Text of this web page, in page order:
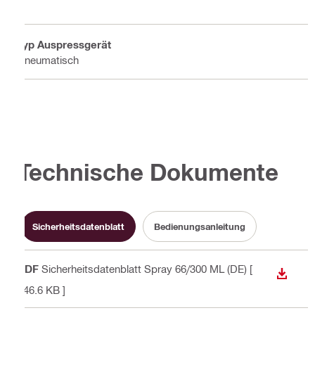
Typ Auspressgerät
Pneumatisch
Technische Dokumente
Sicherheitsdatenblatt Bedienungsanleitung
PDF Sicherheitsdatenblatt Spray 66/300 ML (DE) [
146.6 KB ]